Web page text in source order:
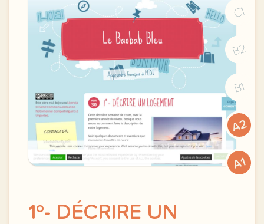
C1
B2
B1
A2
A1
1º- DÉCRIRE UN